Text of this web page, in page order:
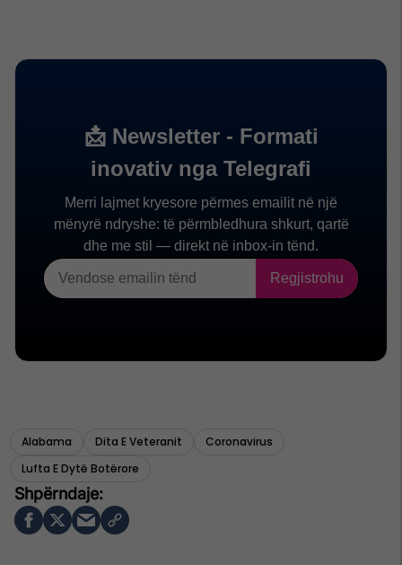
Alabama Dita E Veteranit
Coronavirus
Lufta E Dytë Botërore